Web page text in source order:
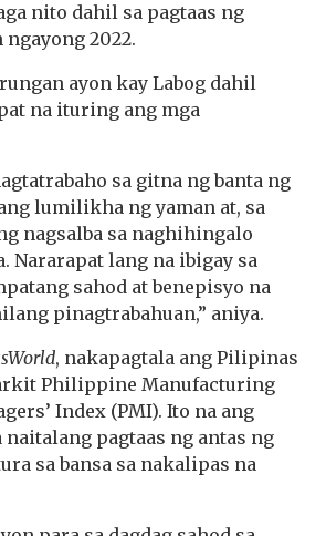
nito dahil sa pagtaas ng
2022.
ayon kay Labog dahil
na ituring ang mga
sa gitna ng banta ng
lumilikha ng yaman at, sa
nagsalba sa naghihingalo
Nararapat lang na ibigay sa
sahod at benepisyo na
pinagtrabahuan,” aniya.
, nakapagtala ang Pilipinas
Philippine Manufacturing
Index (PMI). Ito na ang
pagtaas ng antas ng
sa bansa sa nakalipas na